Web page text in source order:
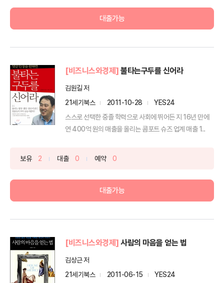
대출가능
[비즈니스와경제] 불타는구두를 신어라
김원길 저
21세기북스
2011-10-28
YES24
스스로 선택한 중졸 학력으로 사회에 뛰어든 지 16년 만에
연 400억 원의 매출을 올리는 콤포트 슈즈 업계 매출 1...
보유 2 대출 0 예약 0
대출가능
[비즈니스와경제] 사람의 마음을 얻는 법
김상근 저
21세기북스
2011-06-15
YES24